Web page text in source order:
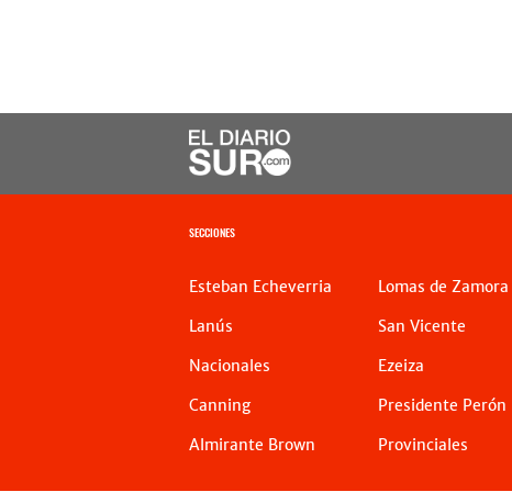
SECCIONES
Esteban Echeverria
Lanús
Nacionales
Canning
Almirante Brown
Lomas de Zamora
San Vicente
Ezeiza
Presidente Perón
Provinciales